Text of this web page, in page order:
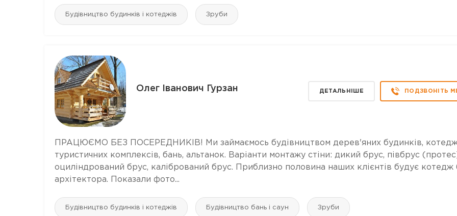
Будівництво будинків і котеджів Зруби
Олег Іванович Гурзан ДЕТАЛЬНІШЕ ПОДЗВОНІТЬ
ПРАЦЮЄМО БЕЗ ПОСЕРЕДНИКІВ! Ми займаємось будівництвом дерев'яних будинків,
туристичних комплексів, бань, альтанок. Варіанти монтажу стіни: дикий брус, півбрус
оциліндрований брус, калібрований брус. Приблизно половина наших клієнтів будує котедж
архітектора. Показали фото...
Будівництво будинків і котеджів Будівництво бань і саун Зруби